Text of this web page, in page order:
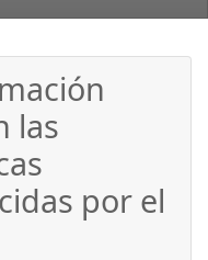
las
por el